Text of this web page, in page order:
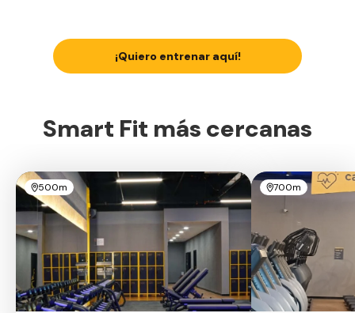
¡Quiero entrenar aquí!
Smart Fit más cercanas
500m 700m